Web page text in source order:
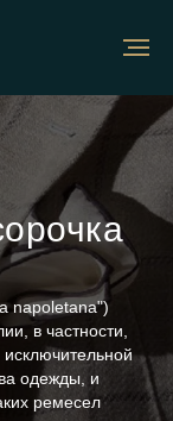
napoletana")
в частности,
одежды, и
ремесел